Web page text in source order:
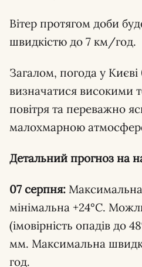
Вітер протягом доби
швидкістю до 7 км/год.
Загалом, погода у
визначатися високими
повітря та переважно
малохмарною
Детальний прогноз на
07 серпня:
мінімальна +24°С.
(імовірність опадів до
мм. Максимальна
год.